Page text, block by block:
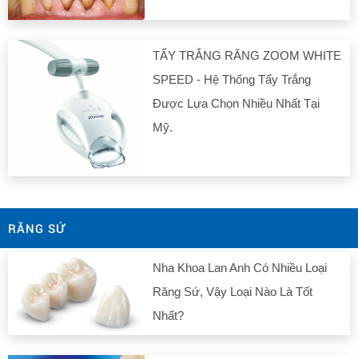
TẨY TRẮNG RĂNG ZOOM WHITE
SPEED - Hệ Thống Tẩy Trắng
Được Lựa Chọn Nhiều Nhất Tại
Mỹ.
RĂNG SỨ
Nha Khoa Lan Anh Có Nhiều Loại
Răng Sứ, Vậy Loại Nào Là Tốt
Nhất?